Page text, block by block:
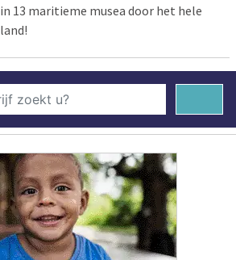
in 13 maritieme musea door het hele
land!